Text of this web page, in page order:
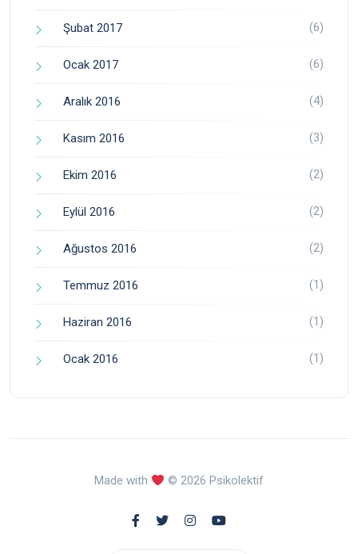
Şubat 2017 (6)
Ocak 2017 (6)
Aralık 2016 (4)
Kasım 2016 (3)
Ekim 2016 (2)
Eylül 2016 (2)
Ağustos 2016 (2)
Temmuz 2016 (1)
Haziran 2016 (1)
Ocak 2016 (1)
Made with © 2026 Psikolektif